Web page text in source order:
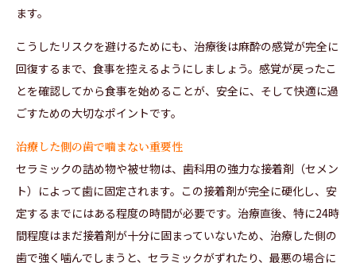
ます。
こうしたリスクを避けるためにも、治療後は麻酔の感覚が完全に
回復するまで、食事を控えるようにしましょう。感覚が戻ったこ
とを確認してから食事を始めることが、安全に、そして快適に過
ごすための大切なポイントです。
治療した側の歯で噛まない重要性
セラミックの詰め物や被せ物は、歯科用の強力な接着剤（セメン
ト）によって歯に固定されます。この接着剤が完全に硬化し、安
定するまでにはある程度の時間が必要です。治療直後、特に24時
間程度はまだ接着剤が十分に固まっていないため、治療した側の
歯で強く噛んでしまうと、セラミックがずれたり、最悪の場合に